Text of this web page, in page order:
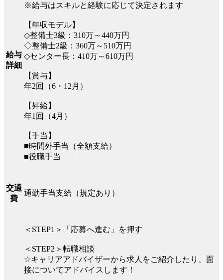
給与
詳細
※給与はスキルと経験に応じて決定されます
【年収モデル】
◇整備士3級：310万～440万円
◇整備士2級：360万～510万円
◇センター長：410万～610万円
【賞与】
年2回（6・12月）
【昇給】
年1回（4月）
【手当】
■時間外手当（全額支給）
■役職手当
交通
費
通勤手当支給（規定あり）
＜STEP1＞「応募へ進む」を押す
＜STEP2＞転職相談
☆キャリアアドバイザーから求人をご紹介したり、面
接についてアドバイスします！